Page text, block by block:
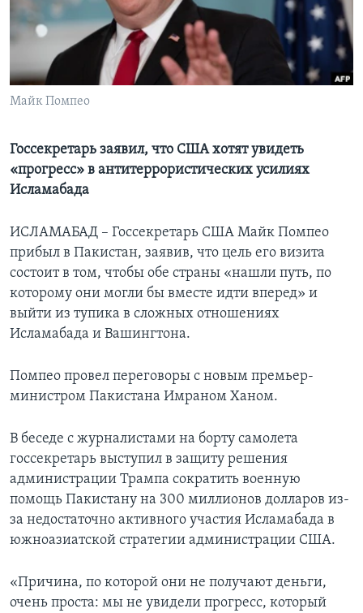
Learning English
СОЦИАЛЬНЫЕ СЕТИ
Языки
Майк Помпео
Госсекретарь заявил, что США хотят увидеть
«прогресс» в антитеррористических усилиях
Исламабада
ИСЛАМАБАД – Госсекретарь США Майк Помпео
прибыл в Пакистан, заявив, что цель его визита
состоит в том, чтобы обе страны «нашли путь, по
которому они могли бы вместе идти вперед» и
выйти из тупика в сложных отношениях
Исламабада и Вашингтона.
Помпео провел переговоры с новым премьер-
министром Пакистана Имраном Ханом.
В беседе с журналистами на борту самолета
госсекретарь выступил в защиту решения
администрации Трампа сократить военную
помощь Пакистану на 300 миллионов долларов из-
за недостаточно активного участия Исламабада в
южноазиатской стратегии администрации США.
«Причина, по которой они не получают деньги,
очень проста: мы не увидели прогресс, который